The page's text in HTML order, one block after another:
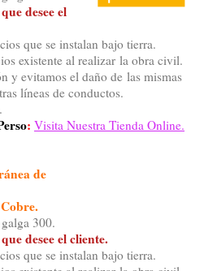
desee el
que se instalan bajo tierra.
existente al realizar la obra civil.
y evitamos el daño de las mismas
líneas de conductos.
: Visita Nuestra Tienda Online.
de
300.
desee el cliente.
que se instalan bajo tierra.